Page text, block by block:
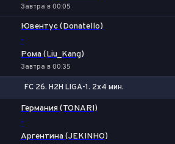
Завтра в 00:05
Ювентус (Donatello)
-
Рома (Liu_Kang)
Завтра в 00:35
FC 26. H2H LIGA-1. 2x4 мин.
Германия (TONARI)
-
Аргентина (JEKINHO)